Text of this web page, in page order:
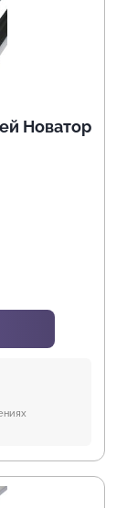
Новатор